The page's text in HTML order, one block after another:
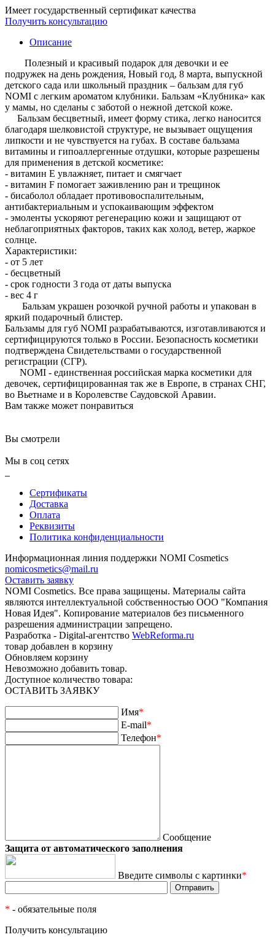
Имеет государственный сертификат качества
Получить консультацию
Описание
Полезный и красивый подарок для девочки и ее
подружек на день рождения, Новый год, 8 марта, выпускной
детского сада или школьный праздник – бальзам для губ
NOMI с легким ароматом клубники. Бальзам «Клубника» как
у мамы, но сделаны с заботой о нежной детской коже.
Бальзам бесцветный, имеет форму стика, легко наносится
благодаря шелковистой структуре, не вызывает ощущения
липкости и не чувствуется на губах. В составе бальзама
витамины и гипоаллергенные отдушки, которые разрешены
для применения в детской косметике:
- витамин Е увлажняет, питает и смягчает
- витамин F помогает заживлению ран и трещинок
- бисаболол обладает противовоспалительным,
антибактериальным и успокаивающим эффектом
- эмоленты ускоряют регенерацию кожи и защищают от
неблагоприятных факторов, таких как холод, ветер, жаркое
солнце.
Характеристики:
- от 5 лет
- бесцветный
- срок годности 3 года от даты выпуска
- вес 4 г
Бальзам украшен розочкой ручной работы и упакован в
яркий подарочный блистер.
Бальзамы для губ NOMI разрабатываются, изготавливаются и
сертифицируются только в России. Безопасность косметики
подтверждена Свидетельствами о государственной
регистрации (СГР).
NOMI - единственная российская марка косметики для
девочек, сертифицированная так же в Европе, в странах СНГ,
во Вьетнаме и в Королевстве Саудовской Аравии.
Вам также может понравиться
Вы смотрели
Мы в соц сетях
Сертификаты
Доставка
Оплата
Реквизиты
Политика конфиденциальности
Информационная линия поддержки NOMI Сosmetics
nomicosmetics@mail.ru
Оставить заявку
NOMI Сosmetics. Все права защищены. Материалы сайта
являются интеллектуальной собственностью ООО "Компания
Новая Идея". Копирование материалов без письменного
разрешения администрации запрещено.
Разработка - Digital-агентство WebReforma.ru
товар добавлен в корзину
Обновляем корзину
Невозможно добавить товар.
Доступное количество товара:
ОСТАВИТЬ ЗАЯВКУ
Имя*
E-mail*
Телефон*
Сообщение
Защита от автоматического заполнения
Введите символы с картинки*
* - обязательные поля
Получить консультацию